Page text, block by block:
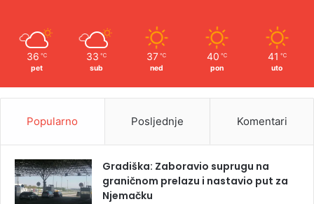
36 ℃
pet
33 ℃
sub
37 ℃
ned
40 ℃
pon
41 ℃
uto
Popularno Posljednje Komentari
Gradiška: Zaboravio suprugu na
graničnom prelazu i nastavio put za
Njemačku